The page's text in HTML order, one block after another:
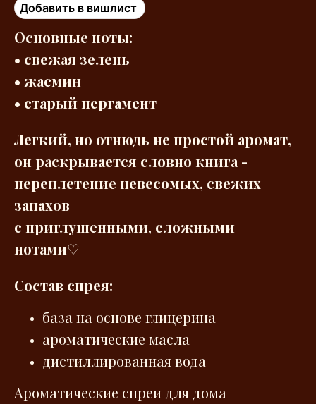
Добавить в вишлист
Основные ноты:
• свежая зелень
• жасмин
• старый пергамент
Легкий, но отнюдь не простой аромат,
он раскрывается словно книга -
переплетение невесомых, свежих
запахов
с приглушенными, сложными
нотами♡
Состав спрея:
база на основе глицерина
ароматические масла
дистиллированная вода
Ароматические спреи для дома